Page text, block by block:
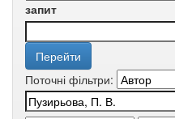
запит
Поточні фільтри: